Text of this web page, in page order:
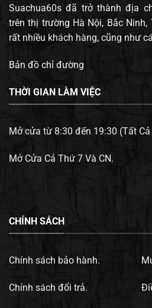
Suachua60s đã trở thành địa
trên thị trường Hà Nội, Bắc Ninh,
rất nhiều khách hàng, cũng như
Bản đồ chỉ đường
THỜI GIAN LÀM VIỆC
Mở cửa từ 8:30 đến 19:30 (Tất
Mở Cửa Cả Thứ 7 Và CN.
CHÍNH SÁCH
Chính sách bảo hành.
Chính sách đổi trả.